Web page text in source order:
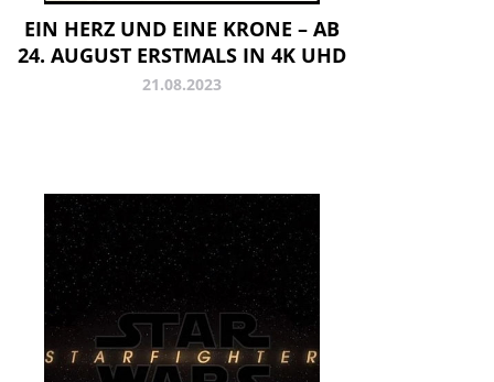
EIN HERZ UND EINE KRONE – AB
24. AUGUST ERSTMALS IN 4K UHD
21.08.2023